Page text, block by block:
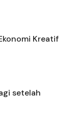
Kreatif
setelah